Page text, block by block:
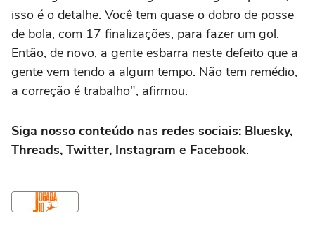
isso é o detalhe. Você tem quase o dobro de posse
de bola, com 17 finalizações, para fazer um gol.
Então, de novo, a gente esbarra neste defeito que a
gente vem tendo a algum tempo. Não tem remédio,
a correção é trabalho", afirmou.
Siga nosso conteúdo nas redes sociais: Bluesky,
Threads, Twitter, Instagram e Facebook.